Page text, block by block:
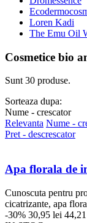
Loren Kadi
The Emu Oil
Cosmetice bio
Sunt 30 produse.
Sorteaza dupa:
Nume - crescator
Relevanta Nume -
Pret - descrescator
Apa florala de
Cunoscuta pentru
cicatrizante, apa
-30% 30,95 lei